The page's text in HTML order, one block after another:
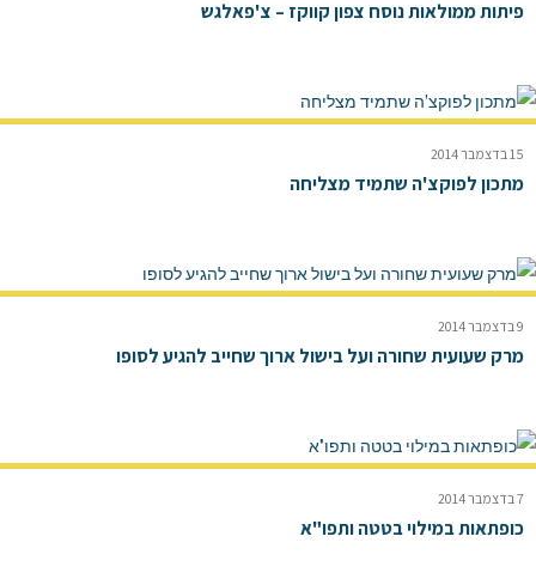
פיתות ממולאות נוסח צפון קווקז – צ'פאלגש
15 בדצמבר 2014
מתכון לפוקצ'ה שתמיד מצליחה
9 בדצמבר 2014
מרק שעועית שחורה ועל בישול ארוך שחייב להגיע לסופו
7 בדצמבר 2014
כופתאות במילוי בטטה ותפו"א